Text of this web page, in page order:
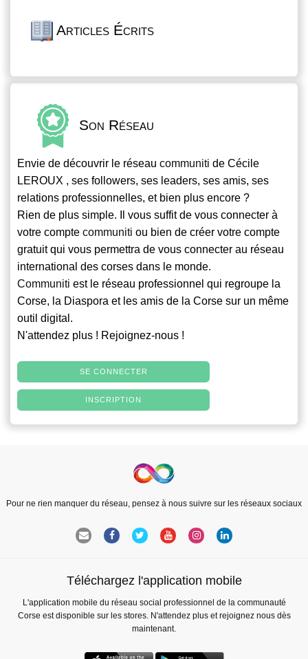
Articles Écrits
Son Réseau
Envie de découvrir le réseau communiti de Cécile
LEROUX , ses followers, ses leaders, ses amis, ses
relations professionnelles, et bien plus encore ?
Rien de plus simple. Il vous suffit de vous connecter à
votre compte communiti ou bien de créer votre compte
gratuit qui vous permettra de vous connecter au réseau
international des corses dans le monde.
Communiti est le réseau professionnel qui regroupe la
Corse, la Diaspora et les amis de la Corse sur un même
outil digital.
N'attendez plus ! Rejoignez-nous !
SE CONNECTER
INSCRIPTION
Pour ne rien manquer du réseau, pensez à nous suivre sur les réseaux sociaux
Téléchargez l'application mobile
L'application mobile du réseau social professionnel de la communauté
Corse est disponible sur les stores. N'attendez plus et rejoignez nous dès
maintenant.